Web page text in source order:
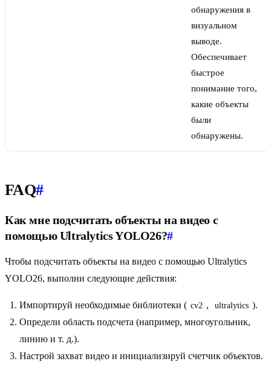
обнаружения в
визуальном
выводе.
Обеспечивает
быстрое
понимание того,
какие объекты
были
обнаружены.
FAQ#
Как мне подсчитать объекты на видео с
помощью Ultralytics YOLO26?#
Чтобы подсчитать объекты на видео с помощью Ultralytics
YOLO26, выполни следующие действия:
Импортируй необходимые библиотеки ( cv2 , ultralytics ).
Определи область подсчета (например, многоугольник,
линию и т. д.).
Настрой захват видео и инициализируй счетчик объектов.